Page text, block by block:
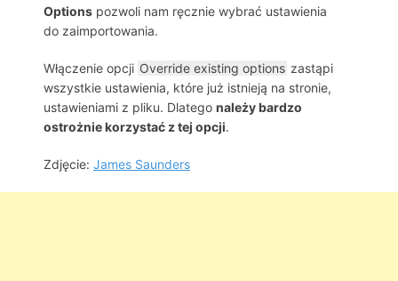
Options pozwoli nam ręcznie wybrać ustawienia
do zaimportowania.
Włączenie opcji Override existing options zastąpi
wszystkie ustawienia, które już istnieją na stronie,
ustawieniami z pliku. Dlatego należy bardzo
ostrożnie korzystać z tej opcji.
Zdjęcie: James Saunders